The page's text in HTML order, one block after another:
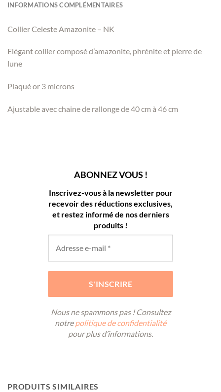
INFORMATIONS COMPLÉMENTAIRES
Collier Celeste Amazonite – NK
Elégant collier composé d’amazonite, phrénite et pierre de
lune
Plaqué or 3 microns
Ajustable avec chaine de rallonge de 40 cm à 46 cm
ABONNEZ VOUS !
Inscrivez-vous à la newsletter pour
recevoir des réductions exclusives,
et restez informé de nos derniers
produits !
Nous ne spammons pas ! Consultez
notrepolitique de confidentialité
pour plus d’informations.
PRODUITS SIMILAIRES